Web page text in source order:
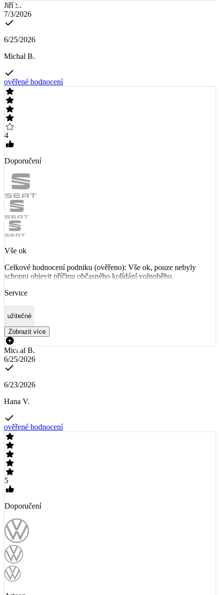
Jiří S.
7/3/2026
6/25/2026
Michal B.
ověřené hodnocení
4
Doporučení
Vše ok
Celkové hodnocení podniku (ověřeno): Vše ok, pouze nebyly
schopni objevit příčinu občasného kolídání volnoběhu.
Service
užitečné
Zobrazit více
Michal B.
6/25/2026
6/23/2026
Hana V.
ověřené hodnocení
5
Doporučení